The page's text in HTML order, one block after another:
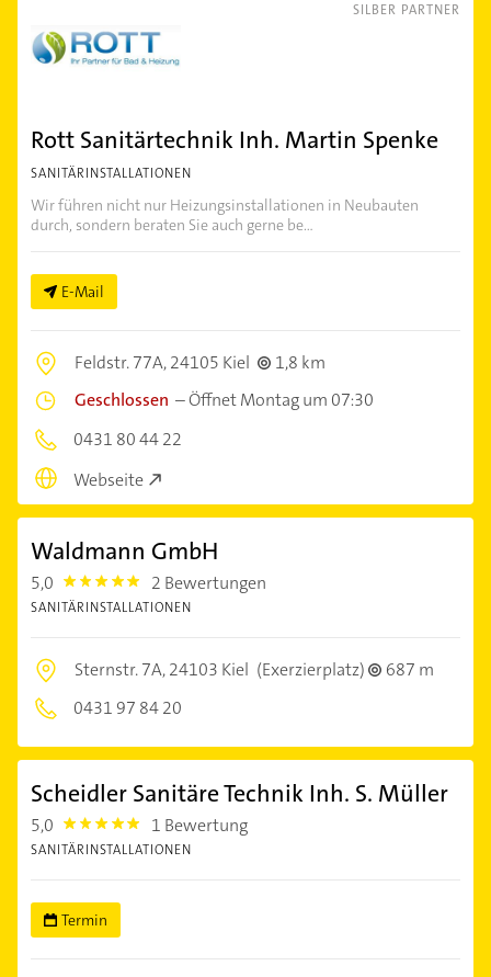
SILBER PARTNER
Rott Sanitärtechnik Inh. Martin Spenke
SANITÄRINSTALLATIONEN
Wir führen nicht nur Heizungsinstallationen in Neubauten
durch, sondern beraten Sie auch gerne be...
E-Mail
Feldstr. 77A,24105 Kiel
1,8 km
Geschlossen –Öffnet Montag um 07:30
0431 80 44 22
Webseite
Waldmann GmbH
5,0 5.0 2 Bewertungen
SANITÄRINSTALLATIONEN
Sternstr. 7A,24103 Kiel (Exerzierplatz)
687 m
0431 97 84 20
Scheidler Sanitäre Technik Inh. S. Müller
5,0 5.0 1 Bewertung
SANITÄRINSTALLATIONEN
Termin